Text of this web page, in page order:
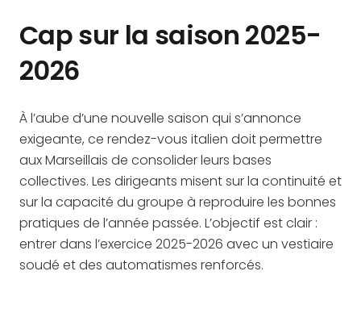
Cap sur la saison 2025-
2026
À l’aube d’une nouvelle saison qui s’annonce
exigeante, ce rendez-vous italien doit permettre
aux Marseillais de consolider leurs bases
collectives. Les dirigeants misent sur la continuité et
sur la capacité du groupe à reproduire les bonnes
pratiques de l’année passée. L’objectif est clair :
entrer dans l’exercice 2025-2026 avec un vestiaire
soudé et des automatismes renforcés.